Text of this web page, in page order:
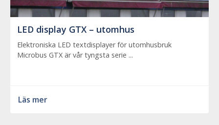
LED display GTX – utomhus
Elektroniska LED textdisplayer för utomhusbruk
Microbus GTX är vår tyngsta serie ...
Läs mer